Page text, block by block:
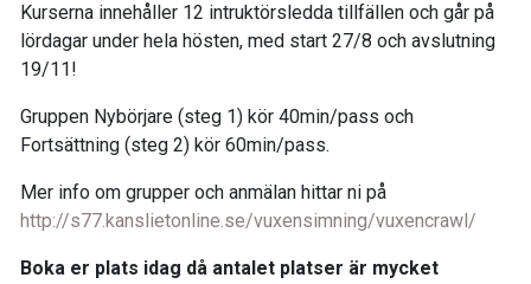
Kurserna innehåller 12 intruktörsledda tillfällen och går på
lördagar under hela hösten, med start 27/8 och avslutning
19/11!
Gruppen Nybörjare (steg 1) kör 40min/pass och
Fortsättning (steg 2) kör 60min/pass.
Mer info om grupper och anmälan hittar ni på
http://s77.kanslietonline.se/vuxensimning/vuxencrawl/
Boka er plats idag då antalet platser är mycket